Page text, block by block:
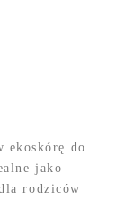
ekoskórę do
jako
rodziców